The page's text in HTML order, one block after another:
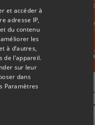
et accéder à
adresse IP,
du contenu
les
à d’autres,
l’appareil.
sur leur
dans
Paramètres